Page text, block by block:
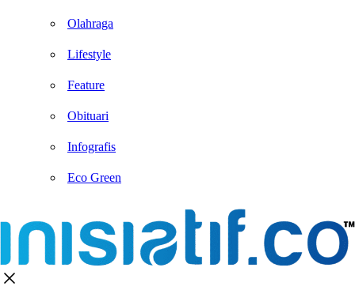
Olahraga
Lifestyle
Feature
Obituari
Infografis
Eco Green